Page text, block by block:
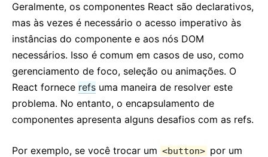
Geralmente, os componentes React são declarativos,
mas às vezes é necessário o acesso imperativo às
instâncias do componente e aos nós DOM
necessários. Isso é comum em casos de uso, como
gerenciamento de foco, seleção ou animações. O
React fornece refs uma maneira de resolver este
problema. No entanto, o encapsulamento de
componentes apresenta alguns desafios com as refs.
Por exemplo, se você trocar um <button> por um